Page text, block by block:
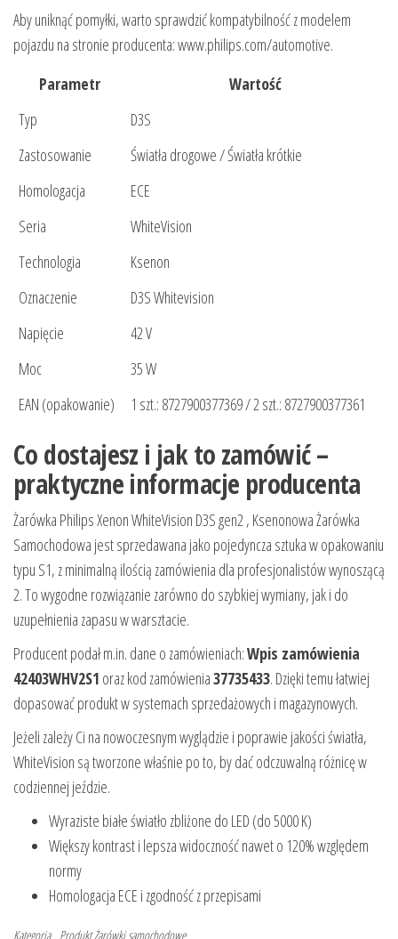
Aby uniknąć pomyłki, warto sprawdzić kompatybilność z modelem
pojazdu na stronie producenta: www.philips.com/automotive.
Parametr
Wartość
Typ
D3S
Zastosowanie
Światła drogowe / Światła krótkie
Homologacja
ECE
Seria
WhiteVision
Technologia
Ksenon
Oznaczenie
D3S Whitevision
Napięcie
42 V
Moc
35 W
EAN (opakowanie)
1 szt.: 8727900377369 / 2 szt.: 8727900377361
Co dostajesz i jak to zamówić –
praktyczne informacje producenta
Żarówka Philips Xenon WhiteVision D3S gen2 , Ksenonowa Żarówka
Samochodowa jest sprzedawana jako pojedyncza sztuka w opakowaniu
typu S1, z minimalną ilością zamówienia dla profesjonalistów wynoszącą
2. To wygodne rozwiązanie zarówno do szybkiej wymiany, jak i do
uzupełnienia zapasu w warsztacie.
Producent podał m.in. dane o zamówieniach:Wpis zamówienia
42403WHV2S1 oraz kod zamówienia37735433. Dzięki temu łatwiej
dopasować produkt w systemach sprzedażowych i magazynowych.
Jeżeli zależy Ci na nowoczesnym wyglądzie i poprawie jakości światła,
WhiteVision są tworzone właśnie po to, by dać odczuwalną różnicę w
codziennej jeździe.
Wyraziste białe światło zbliżone do LED (do 5000 K)
Większy kontrast i lepsza widoczność nawet o 120% względem
normy
Homologacja ECE i zgodność z przepisami
Kategoria Produkt Żarówki samochodowe